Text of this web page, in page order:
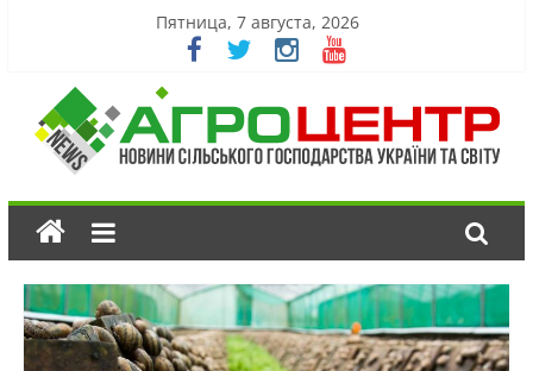
Пятница, 7 августа, 2026